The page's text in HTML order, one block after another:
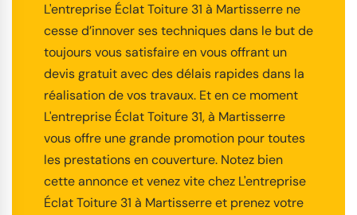
L'entreprise Éclat Toiture 31 à Martisserre ne
cesse d’innover ses techniques dans le but de
toujours vous satisfaire en vous offrant un
devis gratuit avec des délais rapides dans la
réalisation de vos travaux. Et en ce moment
L'entreprise Éclat Toiture 31, à Martisserre
vous offre une grande promotion pour toutes
les prestations en couverture. Notez bien
cette annonce et venez vite chez L'entreprise
Éclat Toiture 31 à Martisserre et prenez votre